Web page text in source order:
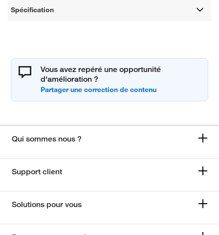
Spécification
Vous avez repéré une opportunité
d'amélioration ?
Qui sommes nous ?
Support client
Solutions pour vous